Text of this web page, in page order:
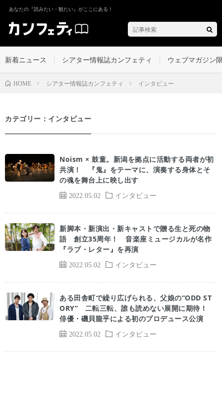
あなたの『読みたい・観たい』がここにある！
新着ニュース シアター情報誌カンフェティ ウェブマガジン
HOME シアター情報誌カンフェティ インタビュー
カテゴリー：インタビュー
2022.05.02 インタビュー
Noism × 鼓童。新潟を拠点に活動する両者が初
共演！ 『鬼』をテーマに、演奏する身体とそ
の魂を舞台上に映し出す
2022.05.02 インタビュー
新脚本・新演出・新キャストで贈る生と死の物
語 創立35周年！ 音楽座ミュージカルが名作
『ラブ・レター』を再演
2022.05.02 インタビュー
ある田舎町で繰り広げられる、父娘の“ODD ST
ORY” 二転三転、誰も読めない展開に期待！
俳優・磯貝龍乎による初のプロデュース公演